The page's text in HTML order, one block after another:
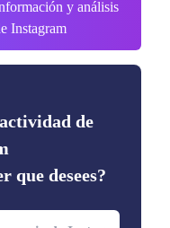
y análisis
Instagram
de
que desees?